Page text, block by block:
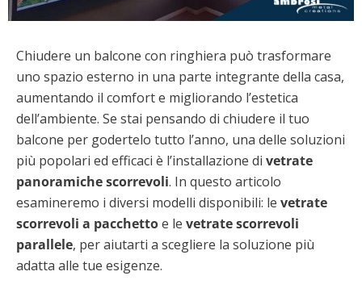
Chiudere un balcone con ringhiera può trasformare
uno spazio esterno in una parte integrante della casa,
aumentando il comfort e migliorando l’estetica
dell’ambiente. Se stai pensando di chiudere il tuo
balcone per godertelo tutto l’anno, una delle soluzioni
più popolari ed efficaci è l’installazione di vetrate
panoramiche scorrevoli. In questo articolo
esamineremo i diversi modelli disponibili: le vetrate
scorrevoli a pacchettoe le vetrate scorrevoli
parallele, per aiutarti a scegliere la soluzione più
adatta alle tue esigenze.